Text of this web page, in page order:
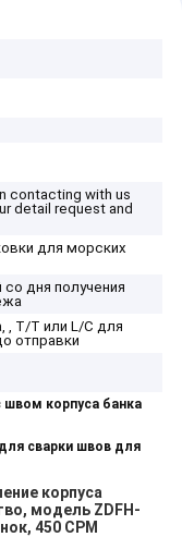
contacting with us
detail request and
для морских
со дня получения
, T/T или L/C для
отправки
корпуса банка
сварки швов для
корпуса
модель ZDFH-
450 CPM